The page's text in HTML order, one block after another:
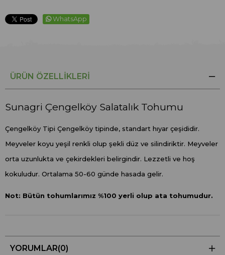
WhatsApp
ÜRÜN ÖZELLIKLERI
Sunagri Çengelköy Salatalık Tohumu
Çengelköy Tipi Çengelköy tipinde, standart hıyar çeşididir.
Meyveler koyu yeşil renkli olup şekli düz ve silindiriktir. Meyveler
orta uzunlukta ve çekirdekleri belirgindir. Lezzetli ve hoş
kokuludur. Ortalama 50-60 günde hasada gelir.
Not: Bütün tohumlarımız %100 yerli olup ata tohumudur.
YORUMLAR(0)